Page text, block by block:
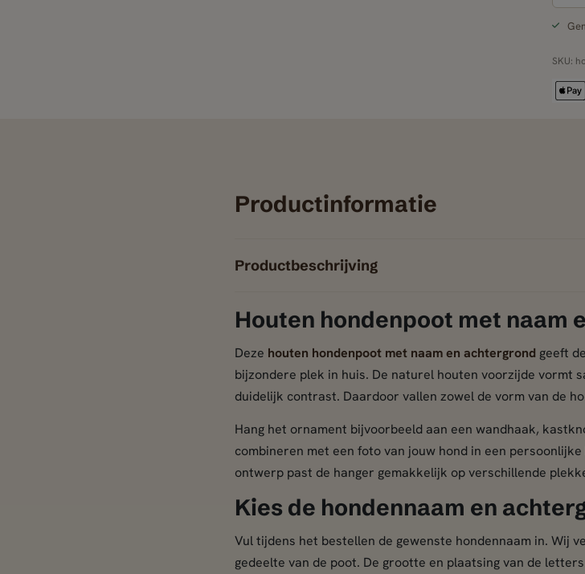
SKU:
Productinformatie
Productbeschrijving
Houten hondenpoot met naam
Deze houten hondenpoot met naam en achtergrond geeft
bijzondere plek in huis. De naturel houten voorzijde vormt
duidelijk contrast. Daardoor vallen zowel de vorm van de
Hang het ornament bijvoorbeeld aan een wandhaak,
combineren met een foto van jouw hond in een
ontwerp past de hanger gemakkelijk op verschillende
Kies de hondennaam en
Vul tijdens het bestellen de gewenste hondennaam in. Wij
gedeelte van de poot. De grootte en plaatsing van de